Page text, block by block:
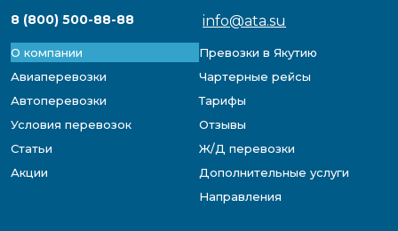
8 (800) 500-88-88 info@ata.su
О компании
Превозки в Якутию
Авиаперевозки
Чартерные рейсы
Автоперевозки
Тарифы
Условия перевозок
Отзывы
Статьи
Ж/Д перевозки
Акции
Дополнительные услуги
Направления